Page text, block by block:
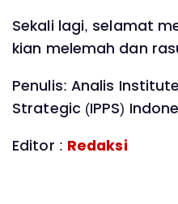
Sekali lagi, selamat
kian melemah dan
Penulis: Analis
Strategic (IPPS)
Editor : Redaksi